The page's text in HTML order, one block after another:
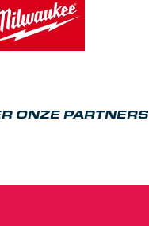
ONZE PARTNERS